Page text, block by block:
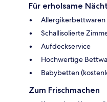
Für erholsame
Allergikerbettwaren
Schallisolierte
Aufdeckservice
Hochwertige
Babybetten
Zum Frischmachen